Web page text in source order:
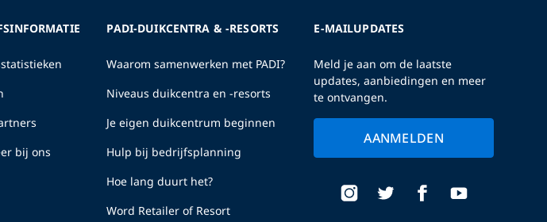
bij ons
PADI-DUIKCENTRA & -RESORTS
Waarom samenwerken met PADI?
Niveaus duikcentra en -resorts
Je eigen duikcentrum beginnen
Hulp bij bedrijfsplanning
Hoe lang duurt het?
Word Retailer of Resort
E-MAILUPDATES
Meld je aan om de laatste
updates, aanbiedingen en meer
te ontvangen.
AANMELDEN